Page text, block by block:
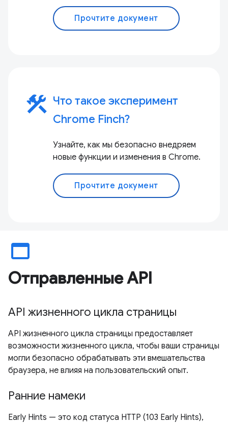
Прочтите документ
construction Что такое эксперимент
Chrome Finch?
Узнайте, как мы безопасно внедряем
новые функции и изменения в Chrome.
Прочтите документ
web_asset
Отправленные API
API жизненного цикла страницы
API жизненного цикла страницы предоставляет
возможности жизненного цикла, чтобы ваши страницы
могли безопасно обрабатывать эти вмешательства
браузера, не влияя на пользовательский опыт.
Ранние намеки
Early Hints — это код статуса HTTP (103 Early Hints),